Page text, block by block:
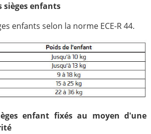
sièges enfants
enfants selon la norme ECE-R 44.
enfant fixés au moyen d'une